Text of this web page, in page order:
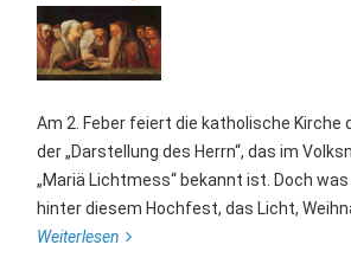
Am 2. Feber feiert die katholische Kirche
der „Darstellung des Herrn“, das im
„Mariä Lichtmess“ bekannt ist. Doch
hinter diesem Hochfest, das Licht,
Weiterlesen